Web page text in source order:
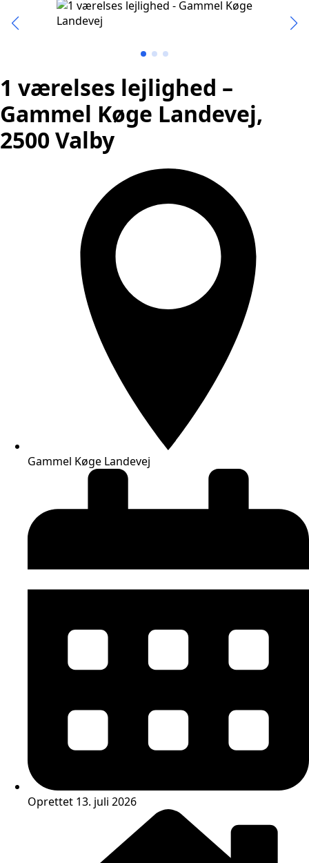
1 værelses lejlighed –
Gammel Køge Landevej,
2500 Valby
Gammel Køge Landevej
Oprettet 13. juli 2026